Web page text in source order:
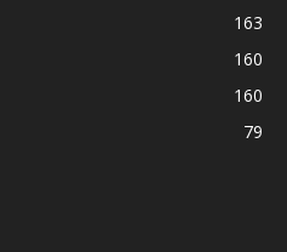
163
160
160
79